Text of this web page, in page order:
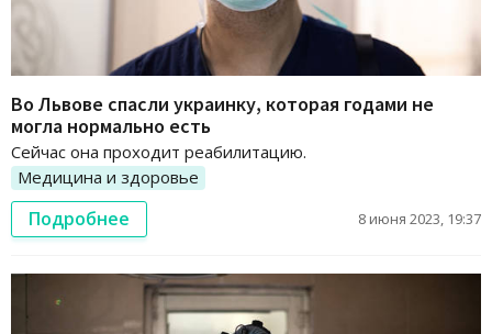
Во Львове спасли украинку, которая годами не
могла нормально есть
Сейчас она проходит реабилитацию.
Медицина и здоровье
Подробнее 8 июня 2023, 19:37